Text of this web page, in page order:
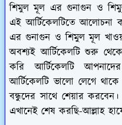
শিমুল মূল এর গুনাগুন ও
এই আর্টিকেলটিতে আলোচনা
এর গুনাগুন ও শিমুল মূল
অবশ্যই আর্টিকেলটি শুরু
করি আর্টিকেলটি
আর্টিকেলটি ভালো লেগে
বন্ধুদের সাথে শেয়ার
এখানেই শেষ করছি-আল্লাহ